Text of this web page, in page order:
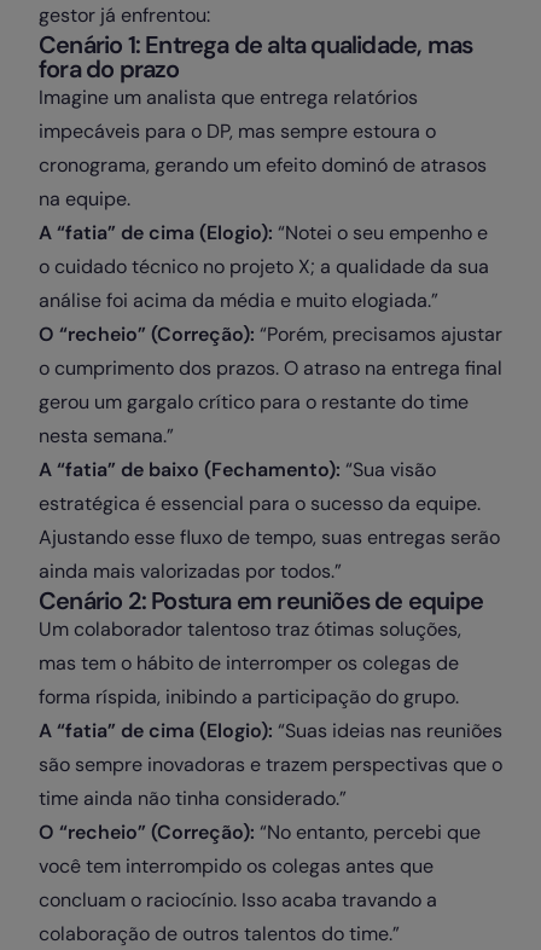
gestor já enfrentou:
Cenário 1: Entrega de alta qualidade, mas
fora do prazo
Imagine um analista que entrega relatórios
impecáveis para o DP, mas sempre estoura o
cronograma, gerando um efeito dominó de atrasos
na equipe.
A “fatia” de cima (Elogio): “Notei o seu empenho e
o cuidado técnico no projeto X; a qualidade da sua
análise foi acima da média e muito elogiada.”
O “recheio” (Correção): “Porém, precisamos ajustar
o cumprimento dos prazos. O atraso na entrega final
gerou um gargalo crítico para o restante do time
nesta semana.”
A “fatia” de baixo (Fechamento): “Sua visão
estratégica é essencial para o sucesso da equipe.
Ajustando esse fluxo de tempo, suas entregas serão
ainda mais valorizadas por todos.”
Cenário 2: Postura em reuniões de equipe
Um colaborador talentoso traz ótimas soluções,
mas tem o hábito de interromper os colegas de
forma ríspida, inibindo a participação do grupo.
A “fatia” de cima (Elogio): “Suas ideias nas reuniões
são sempre inovadoras e trazem perspectivas que o
time ainda não tinha considerado.”
O “recheio” (Correção): “No entanto, percebi que
você tem interrompido os colegas antes que
concluam o raciocínio. Isso acaba travando a
colaboração de outros talentos do time.”